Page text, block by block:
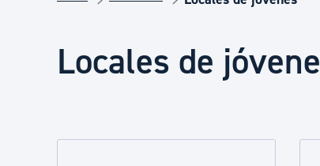
Salud Pública, animales y consumo
Locales de